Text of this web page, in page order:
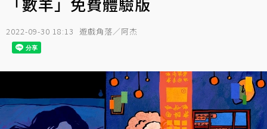
2022-09-30 18:13 遊戲角落／阿杰